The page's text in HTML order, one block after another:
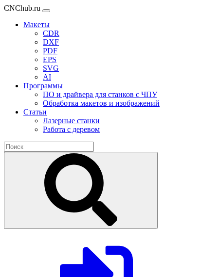
CNChub.ru
Макеты
CDR
DXF
PDF
EPS
SVG
AI
Программы
ПО и драйвера для станков с ЧПУ
Обработка макетов и изображений
Статьи
Лазерные станки
Работа с деревом